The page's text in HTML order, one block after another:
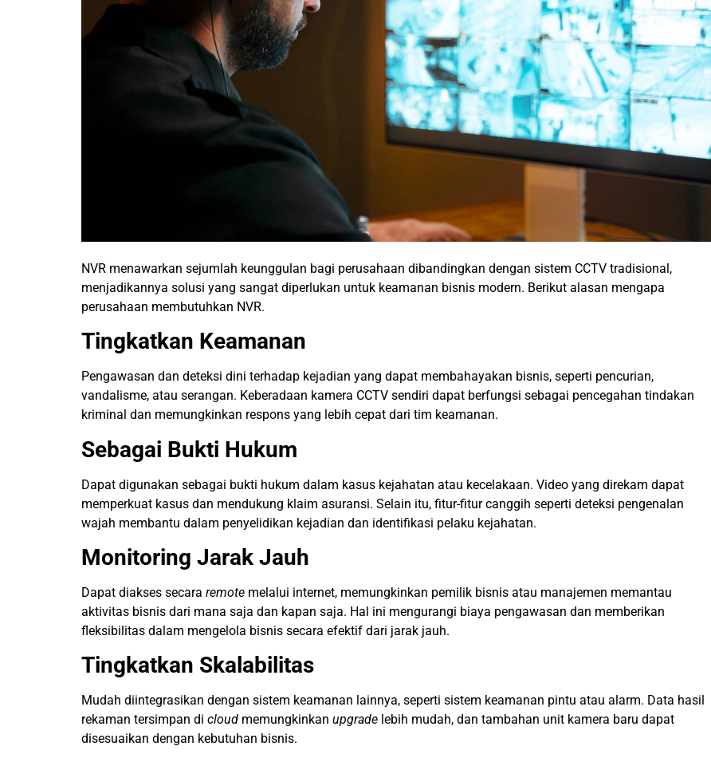
NVR menawarkan sejumlah keunggulan bagi perusahaan dibandingkan dengan sistem CCTV tradisional,
menjadikannya solusi yang sangat diperlukan untuk keamanan bisnis modern. Berikut alasan mengapa
perusahaan membutuhkan NVR.
Tingkatkan Keamanan
Pengawasan dan deteksi dini terhadap kejadian yang dapat membahayakan bisnis, seperti pencurian,
vandalisme, atau serangan. Keberadaan kamera CCTV sendiri dapat berfungsi sebagai pencegahan tindakan
kriminal dan memungkinkan respons yang lebih cepat dari tim keamanan.
Sebagai Bukti Hukum
Dapat digunakan sebagai bukti hukum dalam kasus kejahatan atau kecelakaan. Video yang direkam dapat
memperkuat kasus dan mendukung klaim asuransi. Selain itu, fitur-fitur canggih seperti deteksi pengenalan
wajah membantu dalam penyelidikan kejadian dan identifikasi pelaku kejahatan.
Monitoring Jarak Jauh
Dapat diakses secara remote melalui internet, memungkinkan pemilik bisnis atau manajemen memantau
aktivitas bisnis dari mana saja dan kapan saja. Hal ini mengurangi biaya pengawasan dan memberikan
fleksibilitas dalam mengelola bisnis secara efektif dari jarak jauh.
Tingkatkan Skalabilitas
Mudah diintegrasikan dengan sistem keamanan lainnya, seperti sistem keamanan pintu atau alarm. Data hasil
rekaman tersimpan di cloud memungkinkan upgrade lebih mudah, dan tambahan unit kamera baru dapat
disesuaikan dengan kebutuhan bisnis.